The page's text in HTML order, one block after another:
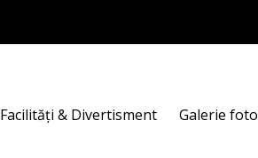
Facilități & Divertisment Galerie foto